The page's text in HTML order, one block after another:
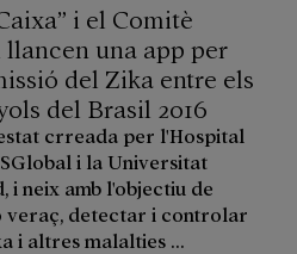
i el Comitè
una app per
del Zika entre els
del Brasil 2016
crreada per l'Hospital
i la Universitat
i neix amb l'objectiu de
veraç, detectar i controlar
i altres malalties ...